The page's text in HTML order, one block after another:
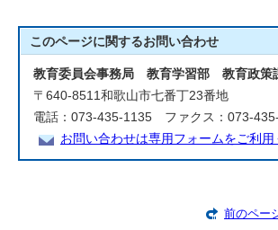
このページに関するお問い合わせ
教育委員会事務局 教育学習部 教育政策
〒640-8511和歌山市七番丁23番地
電話：073-435-1135 ファクス：073-
お問い合わせは専用フォームをご利用
前のペー